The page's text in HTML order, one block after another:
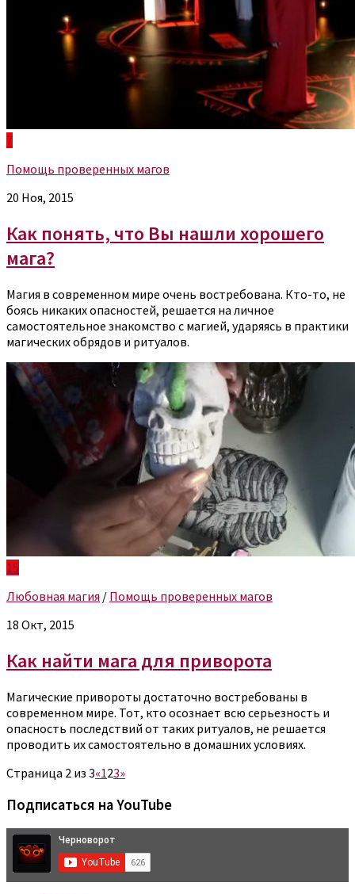
7
Помощь проверенных магов
20 Ноя, 2015
Как понять, что Вы нашли хорошего
мага?
Магия в современном мире очень востребована. Кто-то, не
боясь никаких опасностей, решается на личное
самостоятельное знакомство с магией, ударяясь в практики
магических обрядов и ритуалов.
15
Любовная магия / Помощь проверенных магов
18 Окт, 2015
Как найти мага для приворота
Магические привороты достаточно востребованы в
современном мире. Тот, кто осознает всю серьезность и
опасность последствий от таких ритуалов, не решается
проводить их самостоятельно в домашних условиях.
Страница 2 из 3«123»
Подписаться на YouTube